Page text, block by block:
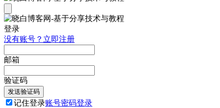
登录
没有账号？立即注册
邮箱
验证码
发送验证码
记住登录账号密码登录